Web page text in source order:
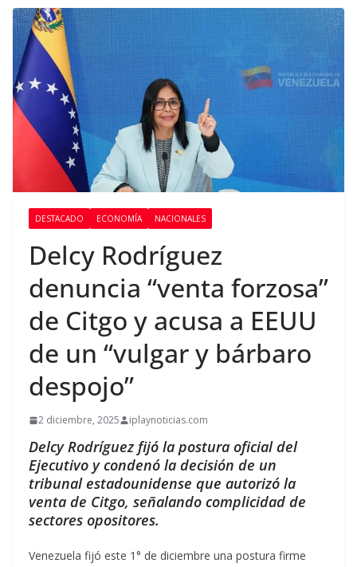
DESTACADO ECONOMÍA NACIONALES
Delcy Rodríguez
denuncia “venta forzosa”
de Citgo y acusa a EEUU
de un “vulgar y bárbaro
despojo”
2 diciembre, 2025 iplaynoticias.com
Delcy Rodríguez fijó la postura oficial del
Ejecutivo y condenó la decisión de un
tribunal estadounidense que autorizó la
venta de Citgo, señalando complicidad de
sectores opositores.
Venezuela fijó este 1° de diciembre una postura firme